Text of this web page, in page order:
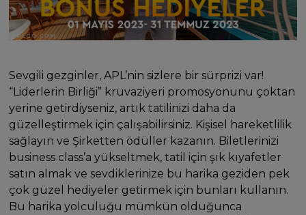
Sevgili gezginler, APL’nin sizlere bir sürprizi var!
“Liderlerin Birliği” kruvaziyeri promosyonunu çoktan
yerine getirdiyseniz, artık tatilinizi daha da
güzelleştirmek için çalışabilirsiniz. Kişisel hareketlilik
sağlayın ve Şirketten ödüller kazanın. Biletlerinizi
business class’a yükseltmek, tatil için şık kıyafetler
satın almak ve sevdiklerinize bu harika geziden pek
çok güzel hediyeler getirmek için bunları kullanın.
Bu harika yolculuğu mümkün olduğunca